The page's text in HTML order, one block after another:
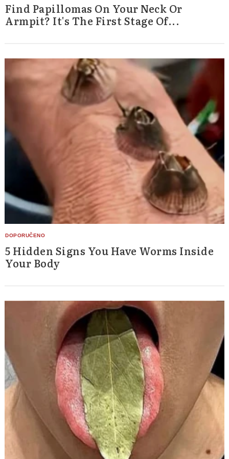
Find Papillomas On Your Neck Or
Armpit? It's The First Stage Of...
5 Hidden Signs You Have Worms Inside
Your Body